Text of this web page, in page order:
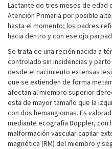
Lactante de tres meses de edad
Atención Primaria por posible
hasta el momento; los padres
hacia dentro y con ese ojo
Se trata de una recién nacida a
controlado sin incidencias y
desde el nacimiento extensas
que se extienden de forma
afectan al miembro superior
esta de mayor tamaño que la
con dos hemangiomas. Es
mediante ecografía Doppler, con
malformación vascular capilar
magnética (RM) del miembro y